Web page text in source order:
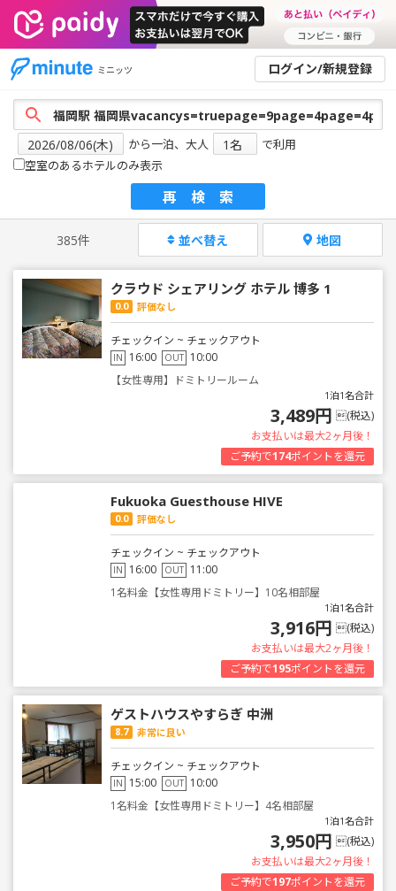
ミニッツ ログイン/新規登録
から一泊、大人
で利用
空室のあるホテルのみ表示
再検索
385件 並べ替え 地図
クラウド シェアリング ホテル 博多 1
0.0 評価なし
チェックイン ~ チェックアウト
IN 16:00 OUT 10:00
【女性専用】ドミトリールーム
1泊1名合計
3,489円 (税込)
お支払いは最大2ヶ月後！
ご予約で174ポイントを還元
Fukuoka Guesthouse HIVE
0.0 評価なし
チェックイン ~ チェックアウト
IN 16:00 OUT 11:00
1名料金【女性専用ドミトリー】10名相部屋
1泊1名合計
3,916円 (税込)
お支払いは最大2ヶ月後！
ご予約で195ポイントを還元
ゲストハウスやすらぎ 中洲
8.7 非常に良い
チェックイン ~ チェックアウト
IN 15:00 OUT 10:00
1名料金【女性専用ドミトリー】4名相部屋
1泊1名合計
3,950円 (税込)
お支払いは最大2ヶ月後！
ご予約で197ポイントを還元